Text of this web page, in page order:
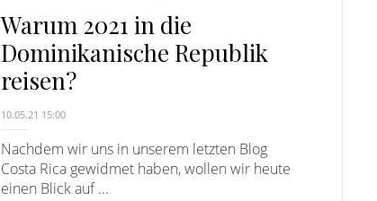
Warum 2021 in die
Dominikanische Republik
reisen?
10.05.21 15:00
Nachdem wir uns in unserem letzten Blog
Costa Rica gewidmet haben, wollen wir heute
einen Blick auf ...